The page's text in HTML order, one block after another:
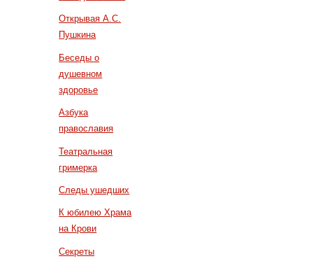
Открывая А.С.
Пушкина
Беседы о
душевном
здоровье
Азбука
православия
Театральная
гримерка
Следы ушедших
К юбилею Храма
на Крови
Секреты